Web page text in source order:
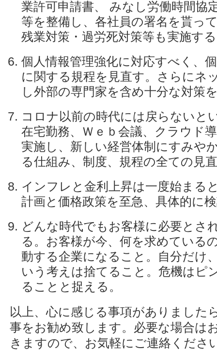
業許可申請書、 みなし労働時間協
等を整備し、各社員の署名を貰っ
残業対策・過労死対策等も実施す
個人情報管理強化に対応すべく、
に関する規程を見直す。さらにネ
し外部の専門家を含め十分な対策
コロナ以前の時代には戻らないと
在宅勤務、Ｗｅｂ会議、クラウド
実施し、新しい経営体制にすみや
る仕組み、制度、規程の全ての見
インフレと金利上昇は一度始まる
計画と価格政策を至急、具体的に
どんな時代でもお客様に必要とさ
る。お客様が今、何を求めている
動する企業になること。自分だけ
いう考えは捨てること。危機はピ
ることと捉える。
以上、心に感じる事項がありました
事をお勧め致します。必要な場合は
きますので、お気軽にご連絡くださ